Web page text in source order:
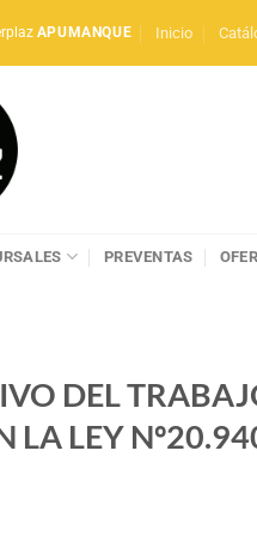
APUMANQUE Inicio
PREVENTAS
DEL
LA LEY